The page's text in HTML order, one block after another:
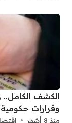
وقرارات
منذ 8 أشهر